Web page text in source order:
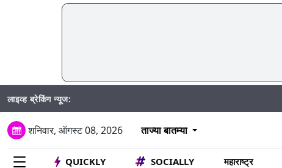
लाइव्ह ब्रेकिंग न्यूज:
शनिवार, ऑगस्ट 08, 2026 ताज्या बातम्या
QUICKLY SOCIALLY महाराष्ट्र